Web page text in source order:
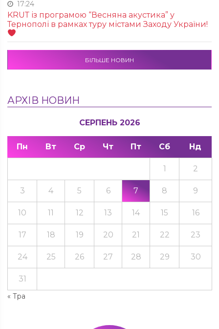
17:24
KRUТ із програмою “Весняна акустика” у
Тернополі в рамках туру містами Заходу України!
БІЛЬШЕ НОВИН
АРХІВ НОВИН
СЕРПЕНЬ 2026
Пн Вт Ср Чт Пт Сб Нд
« Тра
1 2
3 4 5 6 7 8 9
10 11 12 13 14 15 16
17 18 19 20 21 22 23
24 25 26 27 28 29 30
31